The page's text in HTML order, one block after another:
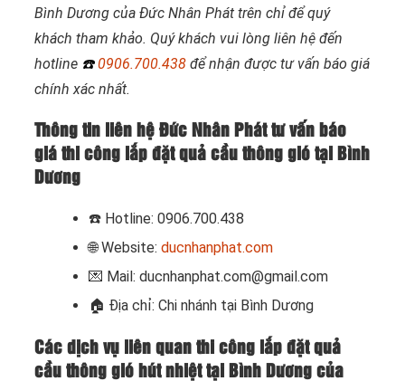
Bình Dương của Đức Nhân Phát trên chỉ để quý
khách tham khảo. Quý khách vui lòng liên hệ đến
hotline ☎️0906.700.438 để nhận được tư vấn báo giá
chính xác nhất.
Thông tin liên hệ Đức Nhân Phát tư vấn báo
giá thi công lắp đặt quả cầu thông gió tại Bình
Dương
☎️ Hotline: 0906.700.438
🌐 Website: ducnhanphat.com
💌 Mail: ducnhanphat.com@gmail.com
🏠 Địa chỉ: Chi nhánh tại Bình Dương
Các dịch vụ liên quan thi công lắp đặt quả
cầu thông gió hút nhiệt tại Bình Dương của